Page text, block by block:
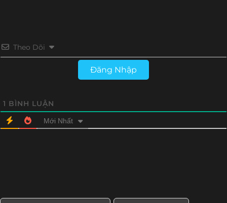
Theo Dõi
Đăng Nhập
1 BÌNH LUẬN
Mới Nhất